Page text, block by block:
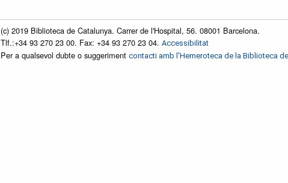
(c) 2019 Biblioteca de Catalunya. Carrer de l'Hospital, 56. 08001 Barcelona.
Tlf.:+34 93 270 23 00. Fax: +34 93 270 23 04. Accessibilitat
Per a qualsevol dubte o suggeriment contacti amb l'Hemeroteca de la Biblioteca